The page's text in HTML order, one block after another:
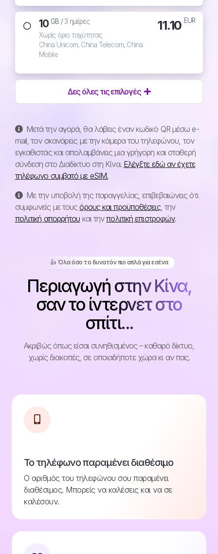
10 GB /3 ημέρες
Χωρίς όριο ταχύτητας
China Unicom, China Telecom, China
Mobile
11.10 EUR
Δες όλες τις επιλογές
Μετά την αγορά, θα λάβεις έναν κωδικό QR μέσω e-
mail, τον σκανάρεις με την κάμερα του τηλεφώνου, τον
εγκαθιστάς και απολαμβάνεις μια γρήγορη και σταθερή
σύνδεση στο Διαδίκτυο στη Κίνα. Ελέγξτε εδώ αν έχετε
τηλέφωνο συμβατό με eSIM.
Με την υποβολή της παραγγελίας, επιβεβαιώνεις ότι
συμφωνείς με τουςόρους και προϋποθέσεις, την
πολιτική απορρήτου και τηνπολιτική επιστροφών.
👍️ Όλα όσο το δυνατόν πιο απλά για εσένα
Περιαγωγή στην Κίνα,
σαν το ίντερνετ στο
σπίτι...
Ακριβώς όπως είσαι συνηθισμένος – καθαρό δίκτυο,
χωρίς διακοπές, σε οποιαδήποτε χώρα κι αν πας.
Το τηλέφωνο παραμένει διαθέσιμο
Ο αριθμός του τηλεφώνου σου παραμένει
διαθέσιμος. Μπορείς να καλέσεις και να σε
καλέσουν.